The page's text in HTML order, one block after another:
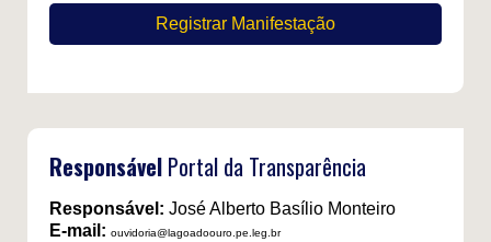
Registrar Manifestação
Responsável Portal da Transparência
Responsável: José Alberto Basílio Monteiro
E-mail: ouvidoria@lagoadoouro.pe.leg.br